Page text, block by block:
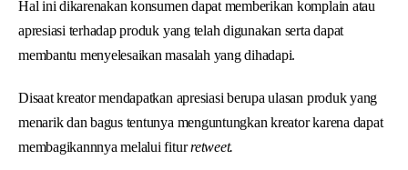
Hal ini dikarenakan konsumen dapat memberikan komplain atau
apresiasi terhadap produk yang telah digunakan serta dapat
membantu menyelesaikan masalah yang dihadapi.
Disaat kreator mendapatkan apresiasi berupa ulasan produk yang
menarik dan bagus tentunya menguntungkan kreator karena dapat
membagikannnya melalui fiturretweet.